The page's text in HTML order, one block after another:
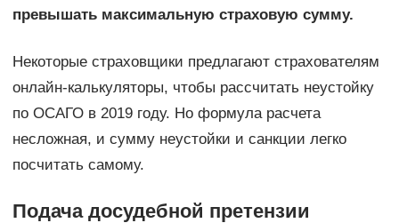
превышать максимальную страховую сумму.
Некоторые страховщики предлагают страхователям
онлайн-калькуляторы, чтобы рассчитать неустойку
по ОСАГО в 2019 году. Но формула расчета
несложная, и сумму неустойки и санкции легко
посчитать самому.
Подача досудебной претензии